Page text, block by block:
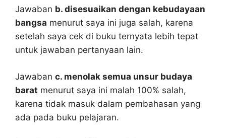
Jawaban b. disesuaikan dengan kebudayaan
bangsa menurut saya ini juga salah, karena
setelah saya cek di buku ternyata lebih tepat
untuk jawaban pertanyaan lain.
Jawaban c. menolak semua unsur budaya
barat menurut saya ini malah 100% salah,
karena tidak masuk dalam pembahasan yang
ada pada buku pelajaran.